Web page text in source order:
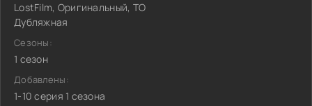
LostFilm, Оригинальный, ТО
Дубляжная
Сезоны:
1 сезон
Добавлены:
1-10 серия 1 сезона